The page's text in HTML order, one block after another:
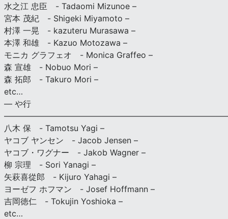
水之江 忠臣 - Tadaomi Mizunoe –
宮本 茂紀 - Shigeki Miyamoto –
村澤 一晃 - kazuteru Murasawa –
本澤 和雄 - Kazuo Motozawa –
モニカ グラフェオ - Monica Graffeo –
森 宣雄 - Nobuo Mori –
森 拓郎 - Takuro Mori –
etc…
— や行
八木 保 - Tamotsu Yagi –
ヤコブ ヤンセン - Jacob Jensen –
ヤコブ・ワグナー - Jakob Wagner –
柳 宗理 - Sori Yanagi –
矢萩喜從郎 - Kijuro Yahagi –
ヨーゼフ ホフマン - Josef Hoffmann –
吉岡徳仁 - Tokujin Yoshioka –
etc…